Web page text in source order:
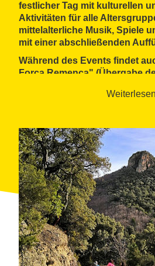
festlicher Tag mit kulturellen
Aktivitäten für alle
mittelalterliche Musik, Spiele
mit einer abschließenden
Während des Events findet
Forca Remença" (Übergabe
Wanderung entlang der Pfade
wird.
Weiterlesen